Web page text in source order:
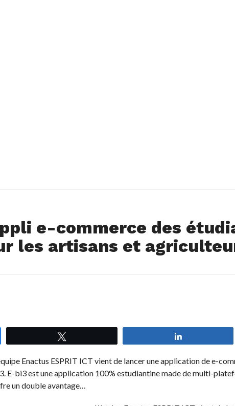
e-commerce des
les artisans et
Enactus ESPRIT ICT vient de lancer une application de e-
E-bi3 est une application 100% estudiantine made de multi-
un double avantage…